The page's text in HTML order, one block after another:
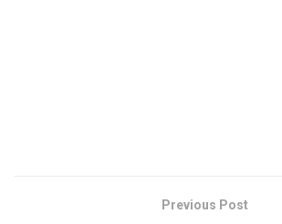
Previous Post